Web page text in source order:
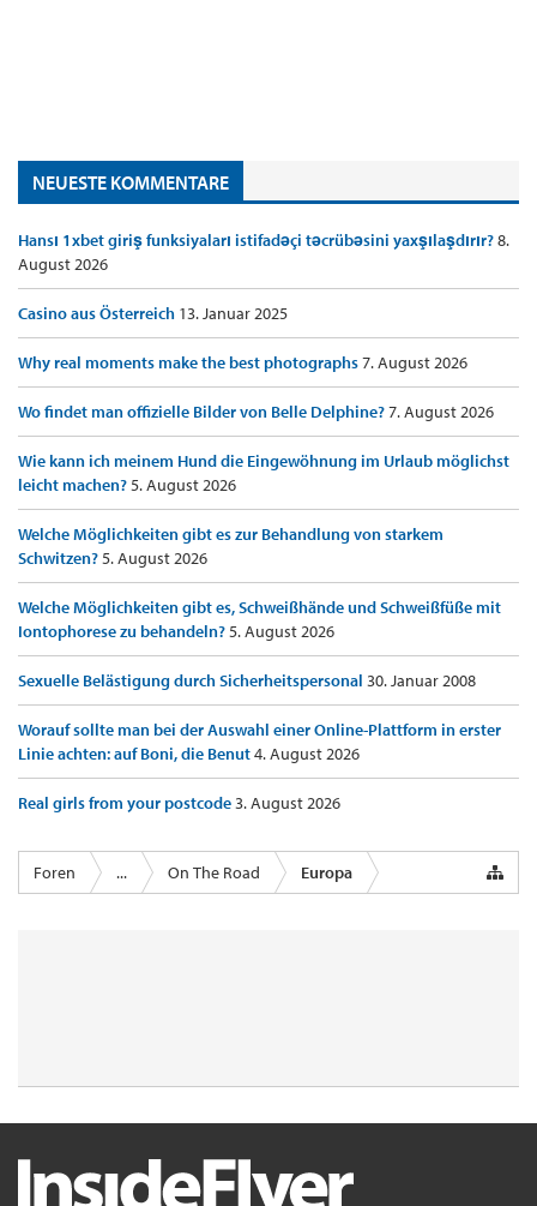
NEUESTE KOMMENTARE
Hansı 1xbet giriş funksiyaları istifadəçi təcrübəsini yaxşılaşdırır?8.
August 2026
Casino aus Österreich 13. Januar 2025
Why real moments make the best photographs7. August 2026
Wo findet man offizielle Bilder von Belle Delphine?7. August 2026
Wie kann ich meinem Hund die Eingewöhnung im Urlaub möglichst
leicht machen?5. August 2026
Welche Möglichkeiten gibt es zur Behandlung von starkem
Schwitzen?5. August 2026
Welche Möglichkeiten gibt es, Schweißhände und Schweißfüße mit
Iontophorese zu behandeln?5. August 2026
Sexuelle Belästigung durch Sicherheitspersonal 30. Januar 2008
Worauf sollte man bei der Auswahl einer Online-Plattform in erster
Linie achten: auf Boni, die Benut4. August 2026
Real girls from your postcode3. August 2026
Foren ... On The Road Europa